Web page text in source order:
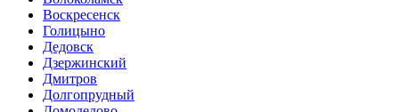
Воскресенск
Голицыно
Дедовск
Дзержинский
Дмитров
Долгопрудный